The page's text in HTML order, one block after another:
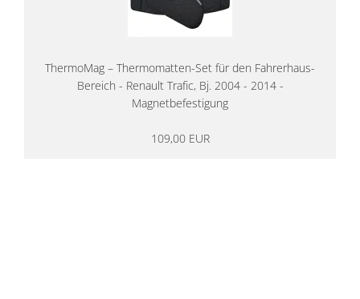
ThermoMag – Thermomatten-Set für den Fahrerhaus-
Bereich - Renault Trafic, Bj. 2004 - 2014 -
Magnetbefestigung
109,00 EUR